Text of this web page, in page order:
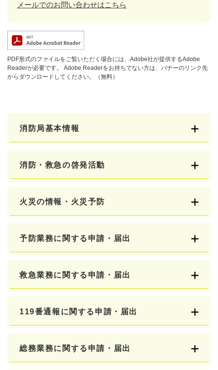
メールでのお問い合わせはこちら
PDF形式のファイルをご覧いただく場合には、Adobe社が提供するAdobe
Readerが必要です。
Adobe Readerをお持ちでない方は、バナーのリンク先
からダウンロードしてください。（無料）
消防局基本情報
消防・救急の啓発活動
火災の情報・火災予防
予防業務に関する申請・届出
救急業務に関する申請・届出
119番通報に関する申請・届出
総務業務に関する申請・届出